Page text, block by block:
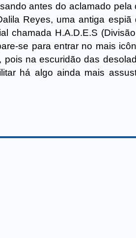
antes do aclamado pela
Reyes, uma antiga espiã
chamada H.A.D.E.S
se para entrar no mais
na escuridão das
há algo ainda mais